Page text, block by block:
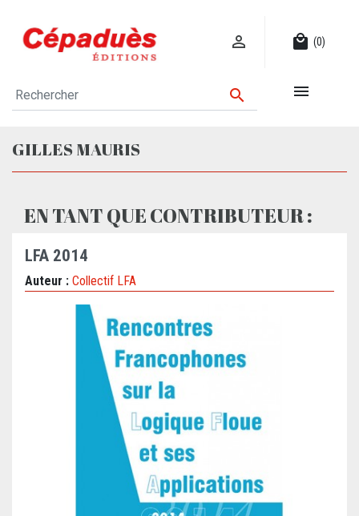
 local_mall (0)
 
GILLES MAURIS
EN TANT QUE CONTRIBUTEUR :
LFA 2014
Auteur : Collectif LFA